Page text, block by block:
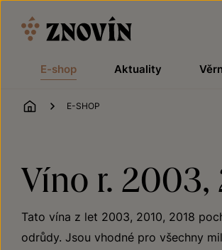
E-shop Aktuality
ÚVOD
E-SHOP
Víno r. 2003,
Tato vína z let 2003, 2010, 2018
odrůdy. Jsou vhodné pro všechny